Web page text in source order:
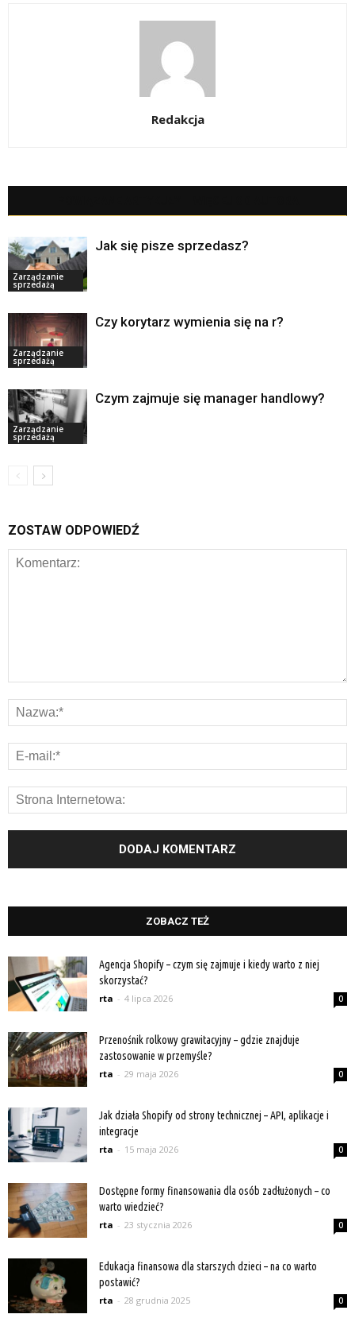
Redakcja
Zarządzanie
sprzedażą
Jak się pisze sprzedasz?
Zarządzanie
sprzedażą
Czy korytarz wymienia się na r?
Zarządzanie
sprzedażą
Czym zajmuje się manager handlowy?
ZOSTAW ODPOWIEDŹ
ZOBACZ TEŻ
Agencja Shopify – czym się zajmuje i kiedy warto z niej
skorzystać?
rta - 4 lipca 2026 0
Przenośnik rolkowy grawitacyjny – gdzie znajduje
zastosowanie w przemyśle?
rta - 29 maja 2026 0
Jak działa Shopify od strony technicznej – API, aplikacje i
integracje
rta - 15 maja 2026 0
Dostępne formy finansowania dla osób zadłużonych – co
warto wiedzieć?
rta - 23 stycznia 2026 0
Edukacja finansowa dla starszych dzieci – na co warto
postawić?
rta - 28 grudnia 2025 0